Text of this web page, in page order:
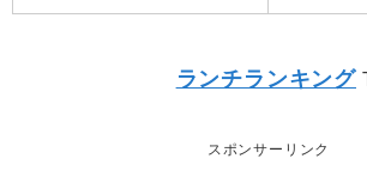
ランチランキング
スポンサーリンク